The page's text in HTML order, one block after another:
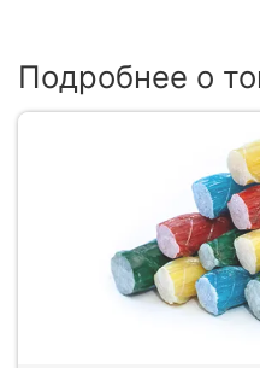
Подробнее о